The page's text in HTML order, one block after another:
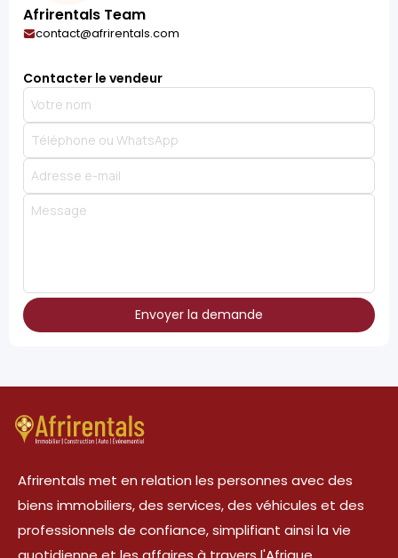
Afrirentals Team
contact@afrirentals.com
Contacter le vendeur
Envoyer la demande
Afrirentals met en relation les personnes avec des
biens immobiliers, des services, des véhicules et des
professionnels de confiance, simplifiant ainsi la vie